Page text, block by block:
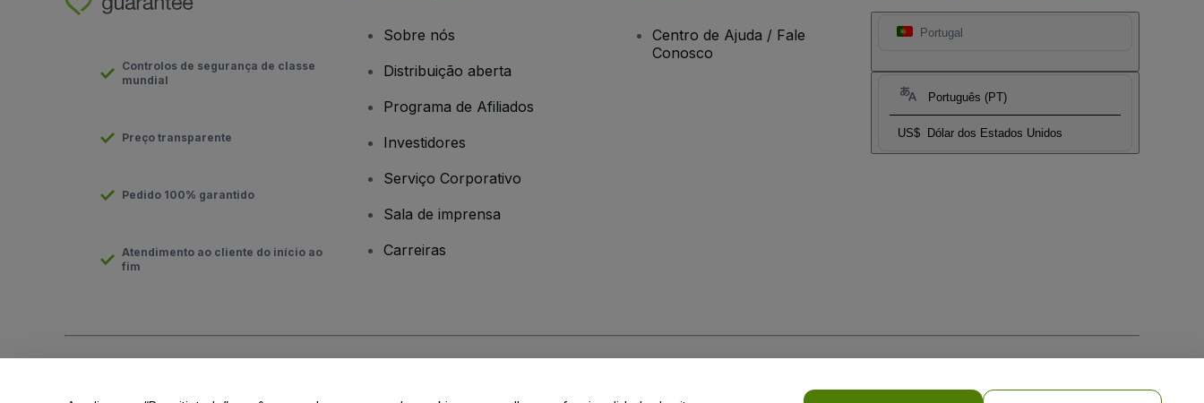
Portugal
Português (PT)
US$ Dólar dos Estados Unidos
Controlos de segurança de classe
mundial
Preço transparente
Pedido 100% garantido
Atendimento ao cliente do início ao
fim
Sobre nós
Distribuição aberta
Programa de Afiliados
Investidores
Serviço Corporativo
Sala de imprensa
Carreiras
Centro de Ajuda / Fale
Conosco